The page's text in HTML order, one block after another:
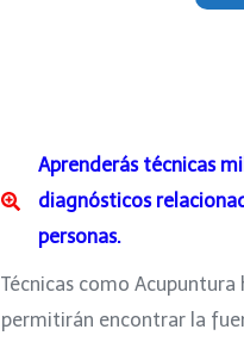
Aprenderás técnicas
diagnósticos
personas.
Técnicas como
permitirán encontrar la